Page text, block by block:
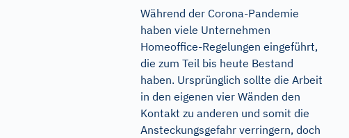
Während der Corona-Pandemie
haben viele Unternehmen
Homeoffice-Regelungen eingeführt,
die zum Teil bis heute Bestand
haben. Ursprünglich sollte die Arbeit
in den eigenen vier Wänden den
Kontakt zu anderen und somit die
Ansteckungsgefahr verringern, doch